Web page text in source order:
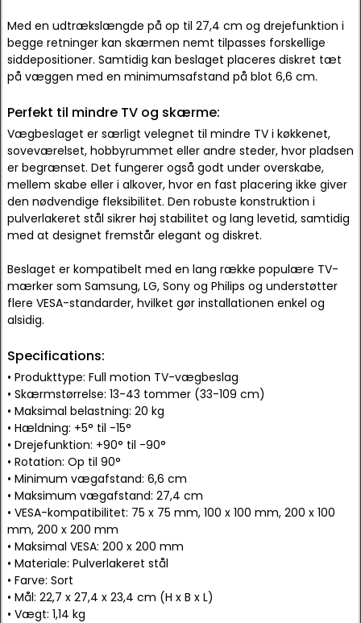
Med en udtrækslængde på op til 27,4 cm og drejefunktion i
begge retninger kan skærmen nemt tilpasses forskellige
siddepositioner. Samtidig kan beslaget placeres diskret tæt
på væggen med en minimumsafstand på blot 6,6 cm.
Perfekt til mindre TV og skærme:
Vægbeslaget er særligt velegnet til mindre TV i køkkenet,
soveværelset, hobbyrummet eller andre steder, hvor pladsen
er begrænset. Det fungerer også godt under overskabe,
mellem skabe eller i alkover, hvor en fast placering ikke giver
den nødvendige fleksibilitet. Den robuste konstruktion i
pulverlakeret stål sikrer høj stabilitet og lang levetid, samtidig
med at designet fremstår elegant og diskret.
Beslaget er kompatibelt med en lang række populære TV-
mærker som Samsung, LG, Sony og Philips og understøtter
flere VESA-standarder, hvilket gør installationen enkel og
alsidig.
Specifications:
• Produkttype: Full motion TV-vægbeslag
• Skærmstørrelse: 13-43 tommer (33-109 cm)
• Maksimal belastning: 20 kg
• Hældning: +5° til -15°
• Drejefunktion: +90° til -90°
• Rotation: Op til 90°
• Minimum vægafstand: 6,6 cm
• Maksimum vægafstand: 27,4 cm
• VESA-kompatibilitet: 75 x 75 mm, 100 x 100 mm, 200 x 100
mm, 200 x 200 mm
• Maksimal VESA: 200 x 200 mm
• Materiale: Pulverlakeret stål
• Farve: Sort
• Mål: 22,7 x 27,4 x 23,4 cm (H x B x L)
• Vægt: 1,14 kg